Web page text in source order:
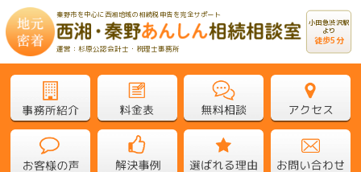
秦野市を中心に西湘地域の相続税申告を完全サポート
運営：杉原公認会計士・税理士事務所
小田急渋沢駅
より
徒歩5分